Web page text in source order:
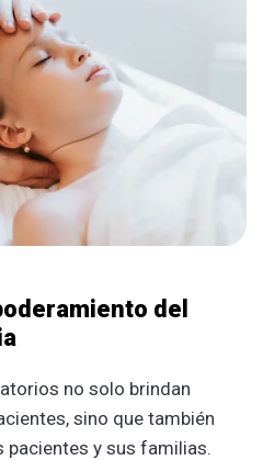
del
no solo brindan
sino que también
pacientes y sus familias.